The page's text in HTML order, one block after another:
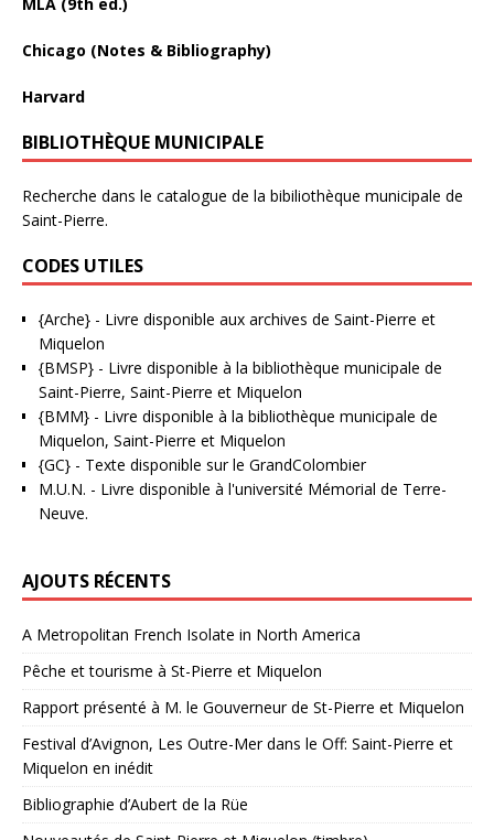
Chicago (Notes & Bibliography)
Harvard
BIBLIOTHÈQUE MUNICIPALE
Recherche dans le catalogue de la bibiliothèque municipale de
Saint-Pierre.
CODES UTILES
{Arche} - Livre disponible aux archives de Saint-Pierre et
Miquelon
{BMSP} - Livre disponible à la bibliothèque municipale de
Saint-Pierre, Saint-Pierre et Miquelon
{BMM} - Livre disponible à la bibliothèque municipale de
Miquelon, Saint-Pierre et Miquelon
{GC} - Texte disponible sur le GrandColombier
M.U.N. - Livre disponible à l'université Mémorial de Terre-
Neuve.
AJOUTS RÉCENTS
A Metropolitan French Isolate in North America
Pêche et tourisme à St-Pierre et Miquelon
Rapport présenté à M. le Gouverneur de St-Pierre et Miquelon
Festival d’Avignon, Les Outre-Mer dans le Off: Saint-Pierre et
Miquelon en inédit
Bibliographie d’Aubert de la Rüe